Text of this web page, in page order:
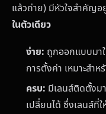
แล้วถ่าย) มีหัวใจสำคัญ
ในตัวเดียว
ง่าย: ถูกออกแบบมา
การตั้งค่า เหมาะสำ
ครบ: มีเลนส์ติดตั้งม
เปลี่ยนได้ ซึ่งเลนส์ที่